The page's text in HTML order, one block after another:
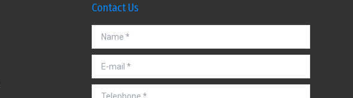
Contact Us
Name *
E-mail *
Telephone *